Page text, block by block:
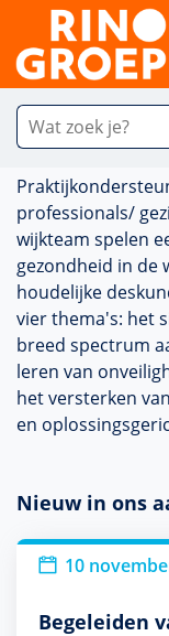
professionals/
wijkteam spelen
gezond­heid in de
houde­lijke
vier thema's: het
breed spectrum
leren van
het versterken
en
Nieuw in ons
Nieuw
10
Begeleiden